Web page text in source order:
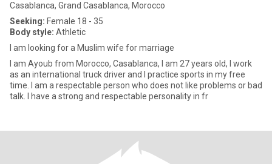
Casablanca, Grand Casablanca, Morocco
Seeking: Female 18 - 35
Body style: Athletic
I am looking for a Muslim wife for marriage
I am Ayoub from Morocco, Casablanca, I am 27 years old, I work
as an international truck driver and I practice sports in my free
time. I am a respectable person who does not like problems or bad
talk. I have a strong and respectable personality in fr